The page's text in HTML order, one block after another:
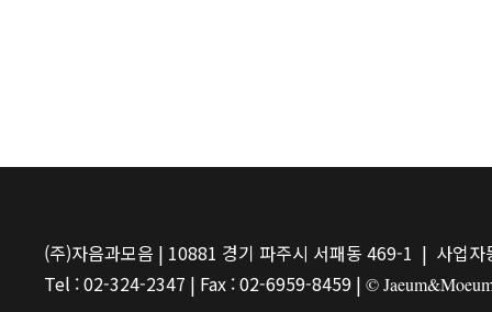
(주)자음과모음 | 10881 경기 파주시 서패동 469-1 | 사업
Tel : 02-324-2347 | Fax : 02-6959-8459 | ©